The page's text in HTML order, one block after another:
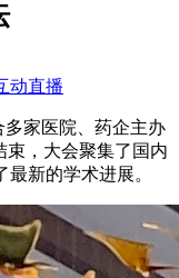
动直播
多家医院、药企主办
束，大会聚集了国内
新的学术进展。